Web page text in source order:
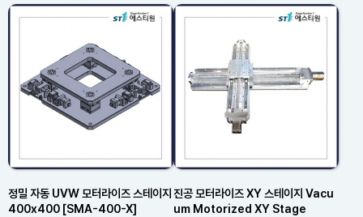
정밀 자동 UVW 모터라이즈 스테이지
400x400 [SMA-400-X]
진공 모터라이즈 XY 스테이지 Vacu
um Motorized XY Stage